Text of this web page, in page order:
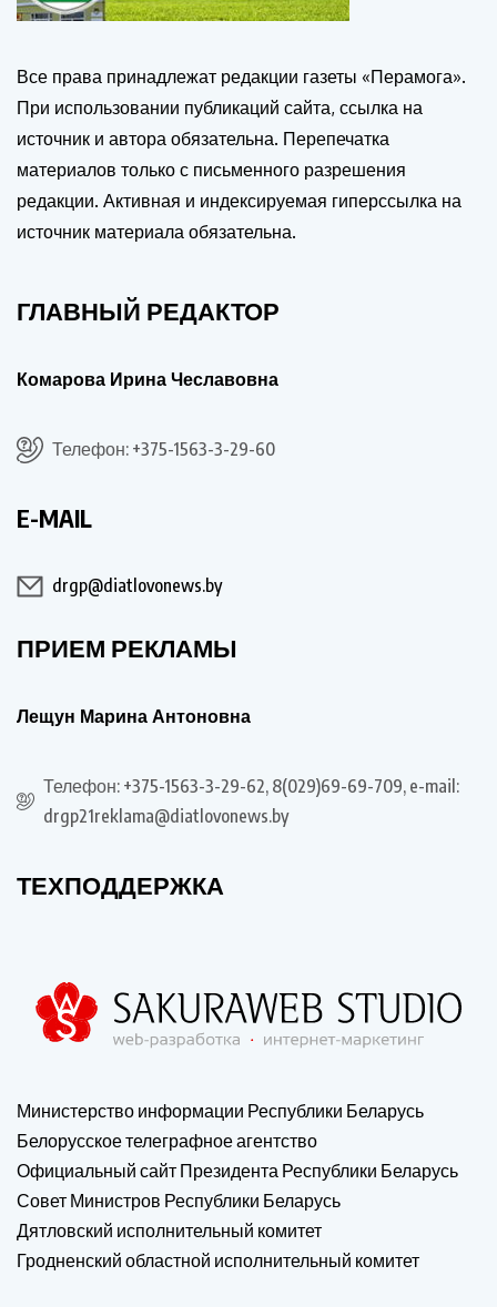
Все права принадлежат редакции газеты «Перамога».
При использовании публикаций сайта, ссылка на
источник и автора обязательна. Перепечатка
материалов только с письменного разрешения
редакции. Активная и индексируемая гиперссылка на
источник материала обязательна.
ГЛАВНЫЙ РЕДАКТОР
Комарова Ирина Чеславовна
Телефон: +375-1563-3-29-60
E-MAIL
drgp@diatlovonews.by
ПРИЕМ РЕКЛАМЫ
Лещун Марина Антоновна
Телефон: +375-1563-3-29-62, 8(029)69-69-709, e-mail:
drgp21reklama@diatlovonews.by
ТЕХПОДДЕРЖКА
Министерство информации Республики Беларусь
Белорусское телеграфное агентство
Официальный сайт Президента Республики Беларусь
Совет Министров Республики Беларусь
Дятловский исполнительный комитет
Гродненский областной исполнительный комитет